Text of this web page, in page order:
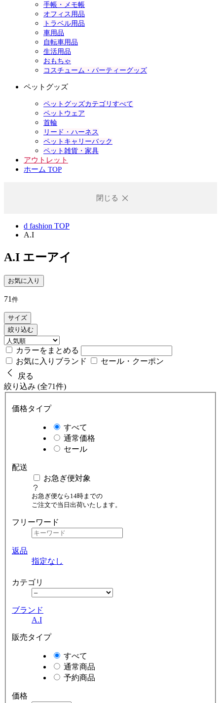
手帳・メモ帳
オフィス用品
トラベル用品
車用品
自転車用品
生活用品
おもちゃ
コスチューム・パーティーグッズ
ペットグッズ
ペットグッズカテゴリすべて
ペットウェア
首輪
リード・ハーネス
ペットキャリーバック
ペット雑貨・家具
アウトレット
ホーム TOP
閉じる
d fashion TOP
A.I
A.I エーアイ
お気に入り
71 件
サイズ
絞り込む
カラーをまとめる
お気に入りブランド
セール・クーポン
戻る
絞り込み (全71件)
価格タイプ
すべて
通常価格
セール
配送
お急ぎ便対象
お急ぎ便なら14時までの
ご注文で当日出荷いたします。
フリーワード
返品
指定なし
カテゴリ
ブランド
A.I
販売タイプ
すべて
通常商品
予約商品
価格